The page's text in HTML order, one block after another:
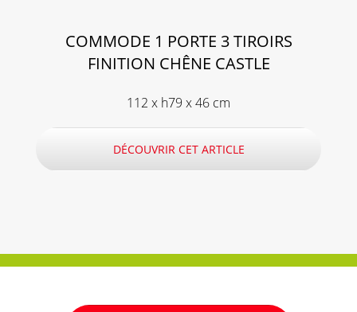
COMMODE 1 PORTE 3 TIROIRS
FINITION CHÊNE CASTLE
112 x h79 x 46 cm
DÉCOUVRIR CET ARTICLE